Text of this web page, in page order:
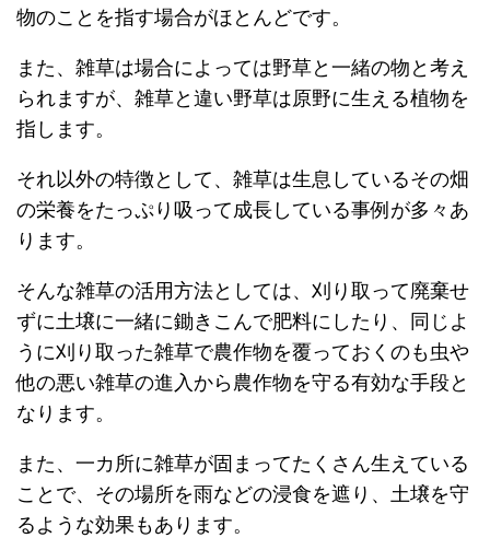
物のことを指す場合がほとんどです。
また、雑草は場合によっては野草と一緒の物と考え
られますが、雑草と違い野草は原野に生える植物を
指します。
それ以外の特徴として、雑草は生息しているその畑
の栄養をたっぷり吸って成長している事例が多々あ
ります。
そんな雑草の活用方法としては、刈り取って廃棄せ
ずに土壌に一緒に鋤きこんで肥料にしたり、同じよ
うに刈り取った雑草で農作物を覆っておくのも虫や
他の悪い雑草の進入から農作物を守る有効な手段と
なります。
また、一カ所に雑草が固まってたくさん生えている
ことで、その場所を雨などの浸食を遮り、土壌を守
るような効果もあります。